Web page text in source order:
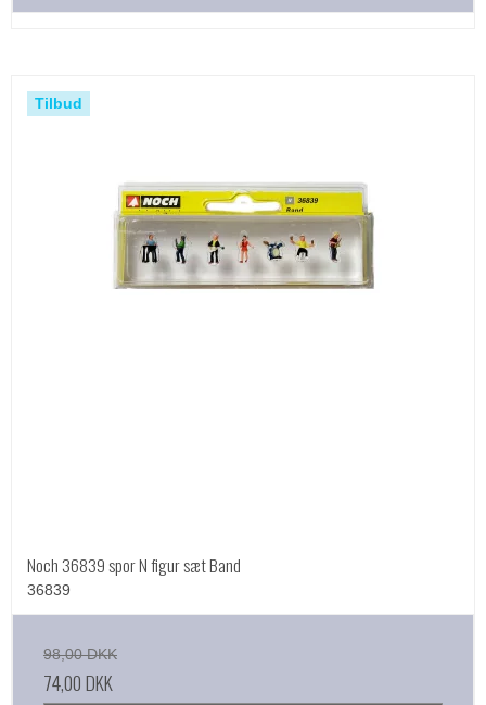
Tilbud
Noch 36839 spor N figur sæt Band
36839
98,00 DKK
74,00 DKK